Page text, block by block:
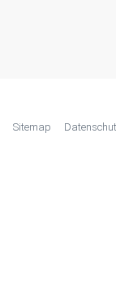
Sitemap